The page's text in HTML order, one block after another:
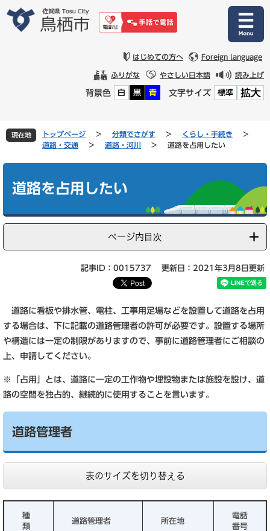
文
はじめての方へ Foreign language
ふりがな やさしい日本語 読み上げ
背景色 白 黒 青 文字サイズ 標準 拡大
現在地 トップページ > 分類でさがす > くらし・手続き
>
道路・交通
> 道路・河川 > 道路を占用したい
道路を占用したい
ページ内目次
記事ID：0015737 更新日：2021年3月8日更新
道路に看板や排水管、電柱、工事用足場などを設置して道路を占用
する場合は、下に記載の道路管理者の許可が必要です。設置する場所
や構造には一定の制限がありますので、事前に道路管理者にご相談の
上、申請してください。
※「占用」とは、道路に一定の工作物や埋設物または施設を設け、道
路の空間を独占的、継続的に使用することを言います。
道路管理者
表のサイズを切り替える
種
類
道路管理者 所在地
電話
番号